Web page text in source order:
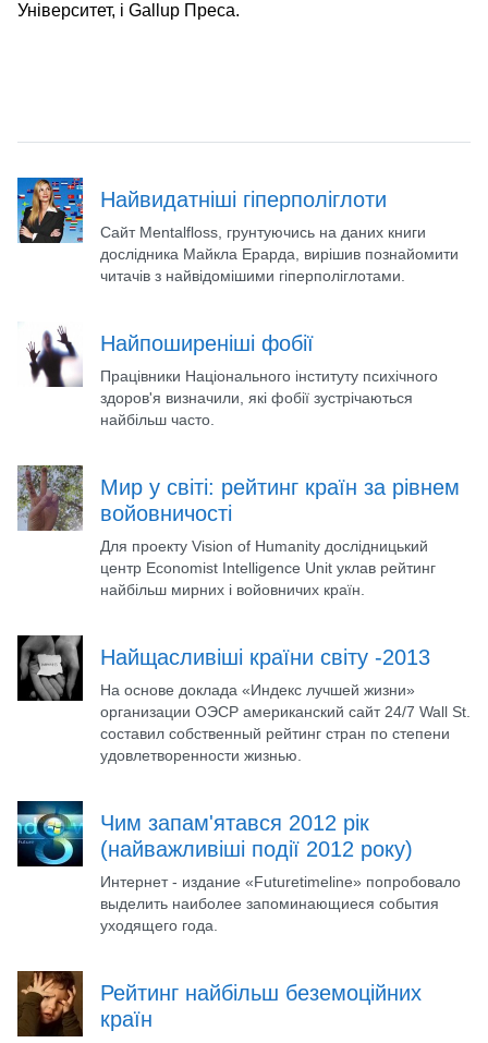
Університет, і Gallup Преса.
Найвидатніші гіперполіглоти
Сайт Mentalfloss, грунтуючись на даних книги
дослідника Майкла Ерарда, вирішив познайомити
читачів з найвідомішими гіперполіглотами.
Найпоширеніші фобії
Працівники Національного інституту психічного
здоров'я визначили, які фобії зустрічаються
найбільш часто.
Мир у світі: рейтинг країн за рівнем
войовничості
Для проекту Vision of Humanity дослідницький
центр Economist Intelligence Unit уклав рейтинг
найбільш мирних і войовничих країн.
Найщасливіші країни світу -2013
На основе доклада «Индекс лучшей жизни»
организации ОЭСР американский сайт 24/7 Wall St.
составил собственный рейтинг стран по степени
удовлетворенности жизнью.
Чим запам'ятався 2012 рік
(найважливіші події 2012 року)
Интернет - издание «Futuretimeline» попробовало
выделить наиболее запоминающиеся события
уходящего года.
Рейтинг найбільш беземоційних
країн